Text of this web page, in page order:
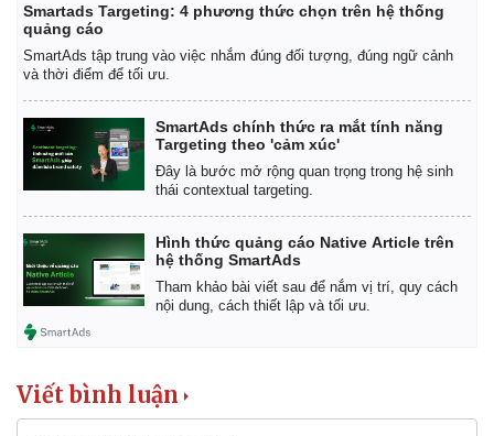
Smartads Targeting: 4 phương thức chọn trên hệ thống
quảng cáo
SmartAds tập trung vào việc nhắm đúng đối tượng, đúng ngữ cảnh
và thời điểm để tối ưu.
SmartAds chính thức ra mắt tính năng
Targeting theo 'cảm xúc'
Đây là bước mở rộng quan trọng trong hệ sinh
thái contextual targeting.
Hình thức quảng cáo Native Article trên
hệ thống SmartAds
Tham khảo bài viết sau để nắm vị trí, quy cách
nội dung, cách thiết lập và tối ưu.
Viết bình luận